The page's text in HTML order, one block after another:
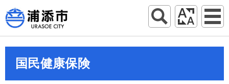
国民健康保険